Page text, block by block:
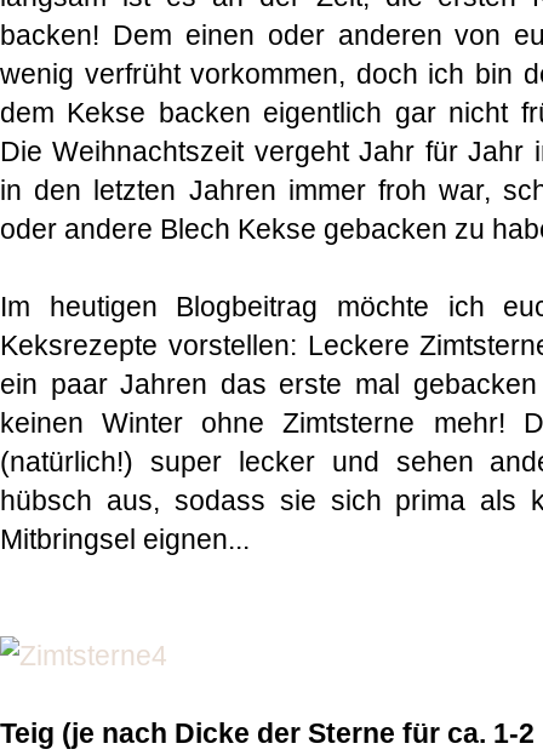
backen! Dem einen oder anderen von
wenig verfrüht vorkommen, doch ich bin
dem Kekse backen eigentlich gar nicht
Die Weihnachtszeit vergeht Jahr für Jahr
in den letzten Jahren immer froh war,
oder andere Blech Kekse gebacken zu
Im heutigen Blogbeitrag möchte ich
Keksrezepte vorstellen: Leckere
ein paar Jahren das erste mal
keinen Winter ohne Zimtsterne mehr!
(natürlich!) super lecker und sehen
hübsch aus, sodass sie sich prima als
Mitbringsel eignen...
Teig (je nach Dicke der Sterne für ca. 1-